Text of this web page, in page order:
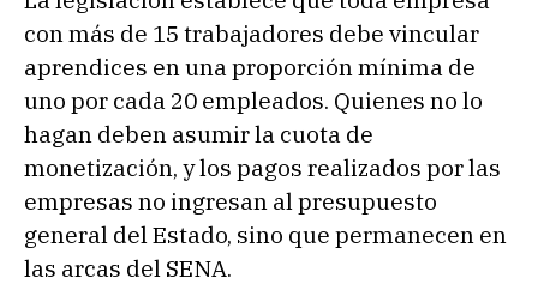
con más de 15 trabajadores debe vincular
aprendices en una proporción mínima de
uno por cada 20 empleados. Quienes no lo
hagan deben asumir la cuota de
monetización, y los pagos realizados por las
empresas no ingresan al presupuesto
general del Estado, sino que permanecen en
las arcas del SENA.